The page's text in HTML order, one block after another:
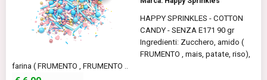
HAPPY SPRINKLES - COTTON
CANDY - SENZA E171 90 gr
Ingredienti: Zucchero, amido (
FRUMENTO , mais, patate, riso),
farina ( FRUMENTO , FRUMENTO ..